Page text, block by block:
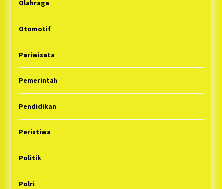
Olahraga
Otomotif
Pariwisata
Pemerintah
Pendidikan
Peristiwa
Politik
Polri